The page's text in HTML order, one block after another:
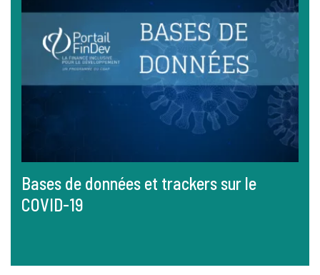
Bases de données et trackers sur le
COVID-19